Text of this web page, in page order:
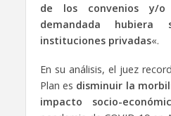
de los convenios y/
demandada
instituciones privadas«.
En su análisis, el juez
Plan es disminuir la
impacto socio-